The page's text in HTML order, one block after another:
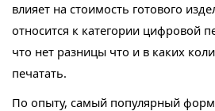
влияет на стоимость готового
относится к категории цифровой
что нет разницы что и в каких
печатать.
По опыту, самый популярный